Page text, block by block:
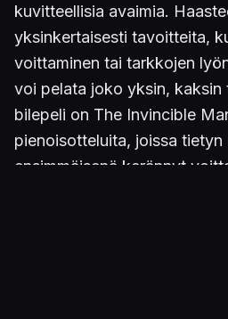
kuvitteellisia avaimia.
yksinkertaisesti tavoitteita,
voittaminen tai tarkkojen
voi pelata joko yksin, kaksin
bilepeli on The Invincible
pienoisotteluita, joissa tietyn
ensimmäisenä kerännyt